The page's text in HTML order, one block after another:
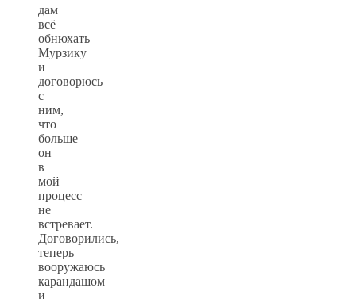
дам
всё
обнюхать
Мурзику
и
договорюсь
с
ним,
что
больше
он
в
мой
процесс
не
встревает.
Договорились,
теперь
вооружаюсь
карандашом
и